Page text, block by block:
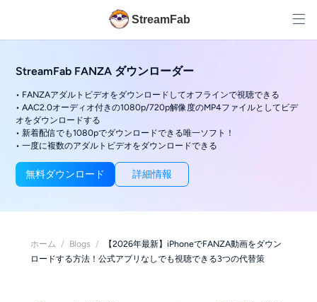
StreamFab
StreamFab FANZA ダウンローダー
• FANZAアダルトビデオをダウンロードしてオフラインで視聴できる
• AAC2.0オーディオ付きの1080p/720p解像度のMP4ファイルとしてビデ
オをダウンロードする
• 新着配信でも1080pでダウンロードできる唯一ソフト！
• 一度に複数のアダルトビデオをダウンロードできる
無料ダウンロード 詳細情報
ホーム / Blogs /
【2026年最新】iPhoneでFANZA動画をダウン
ロードする方法！公式アプリなしでも視聴できる3つの代替策